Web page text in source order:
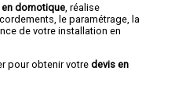
domotique , réalise
le paramétrage, la
de votre installation en
pour obtenir votre devis en